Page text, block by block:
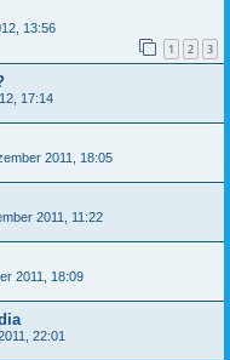
13:56
1 2 3
17:14
2011, 18:05
2011, 11:22
2011, 18:09
22:01